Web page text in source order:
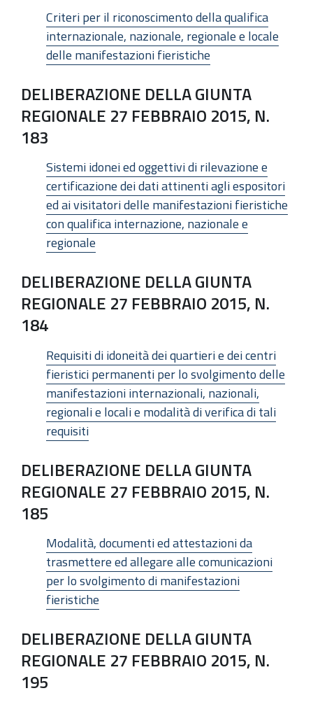
Criteri per il riconoscimento della qualifica
internazionale, nazionale, regionale e locale
delle manifestazioni fieristiche
DELIBERAZIONE DELLA GIUNTA
REGIONALE 27 FEBBRAIO 2015, N.
183
Sistemi idonei ed oggettivi di rilevazione e
certificazione dei dati attinenti agli espositori
ed ai visitatori delle manifestazioni fieristiche
con qualifica internazione, nazionale e
regionale
DELIBERAZIONE DELLA GIUNTA
REGIONALE 27 FEBBRAIO 2015, N.
184
Requisiti di idoneità dei quartieri e dei centri
fieristici permanenti per lo svolgimento delle
manifestazioni internazionali, nazionali,
regionali e locali e modalità di verifica di tali
requisiti
DELIBERAZIONE DELLA GIUNTA
REGIONALE 27 FEBBRAIO 2015, N.
185
Modalità, documenti ed attestazioni da
trasmettere ed allegare alle comunicazioni
per lo svolgimento di manifestazioni
fieristiche
DELIBERAZIONE DELLA GIUNTA
REGIONALE 27 FEBBRAIO 2015, N.
195